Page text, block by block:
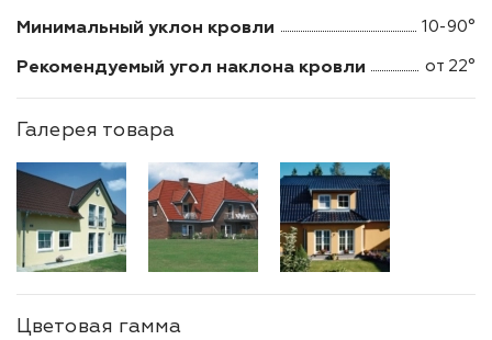
Минимальный уклон кровли 10-90°
Рекомендуемый угол наклона кровли от 22°
Галерея товара
Цветовая гамма